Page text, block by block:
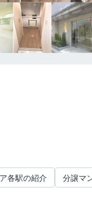
各駅の紹介 分譲マ